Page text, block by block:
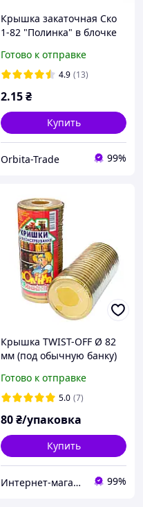
Крышка закаточная Ско
1-82 "Полинка" в блочке
Готово к отправке
4.9 (13)
2.15₴
Купить
Orbita-Trade 99%
Крышка TWIST-OFF Ø 82
мм (под обычную банку)
Готово к отправке
5.0 (7)
80₴/упаковка
Купить
Интернет-магазин Хозторг Харьков - товары для дома, сада и огорода оптом 99%